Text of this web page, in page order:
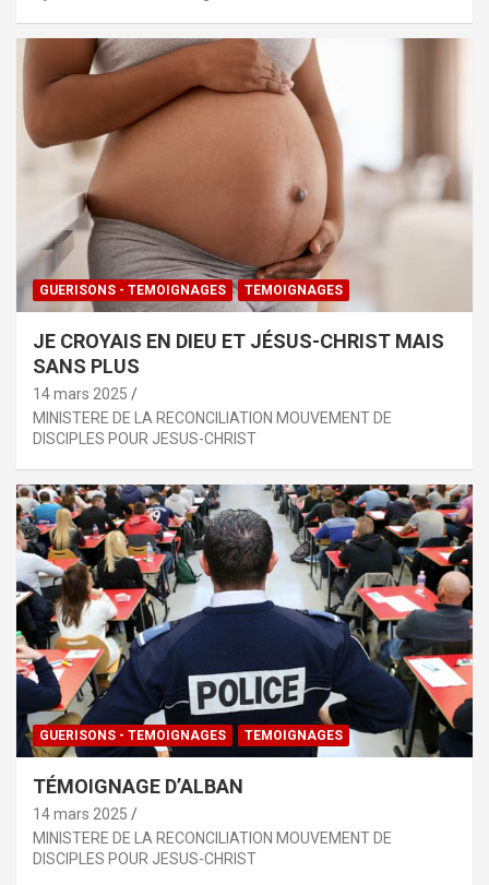
GUERISONS - TEMOIGNAGES TEMOIGNAGES
JE CROYAIS EN DIEU ET JÉSUS-CHRIST MAIS
SANS PLUS
14 mars 2025
MINISTERE DE LA RECONCILIATION MOUVEMENT DE
DISCIPLES POUR JESUS-CHRIST
GUERISONS - TEMOIGNAGES TEMOIGNAGES
TÉMOIGNAGE D’ALBAN
14 mars 2025
MINISTERE DE LA RECONCILIATION MOUVEMENT DE
DISCIPLES POUR JESUS-CHRIST